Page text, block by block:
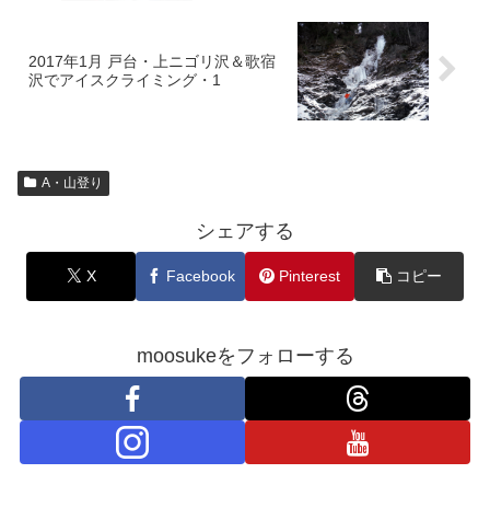
2017年1月 戸台・上ニゴリ沢＆歌宿
沢でアイスクライミング・1
A・山登り
シェアする
X Facebook Pinterest コピー
moosukeをフォローする